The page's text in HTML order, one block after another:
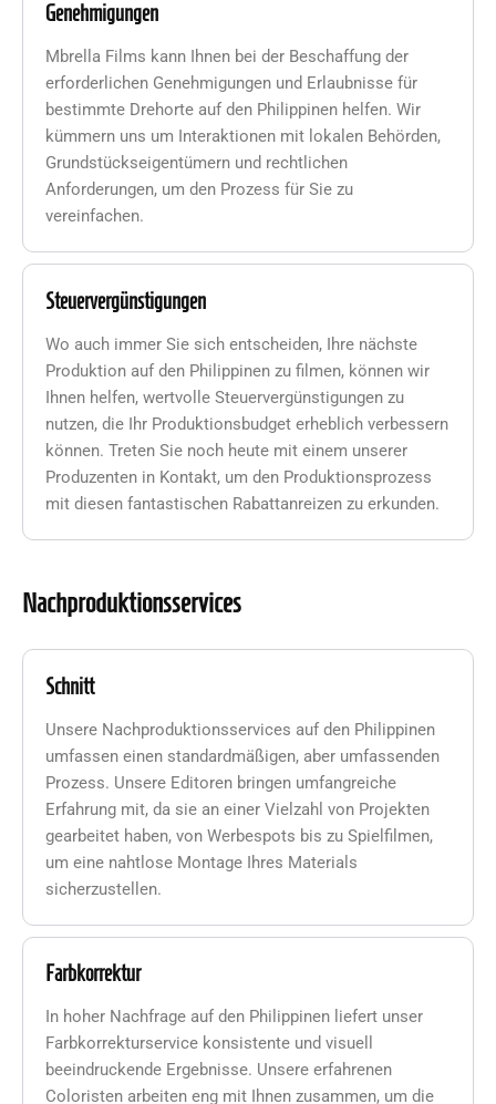
Genehmigungen
Mbrella Films kann Ihnen bei der Beschaffung der
erforderlichen Genehmigungen und Erlaubnisse für
bestimmte Drehorte auf den Philippinen helfen. Wir
kümmern uns um Interaktionen mit lokalen Behörden,
Grundstückseigentümern und rechtlichen
Anforderungen, um den Prozess für Sie zu
vereinfachen.
Steuervergünstigungen
Wo auch immer Sie sich entscheiden, Ihre nächste
Produktion auf den Philippinen zu filmen, können wir
Ihnen helfen, wertvolle Steuervergünstigungen zu
nutzen, die Ihr Produktionsbudget erheblich verbessern
können. Treten Sie noch heute mit einem unserer
Produzenten in Kontakt, um den Produktionsprozess
mit diesen fantastischen Rabattanreizen zu erkunden.
Nachproduktionsservices
Schnitt
Unsere Nachproduktionsservices auf den Philippinen
umfassen einen standardmäßigen, aber umfassenden
Prozess. Unsere Editoren bringen umfangreiche
Erfahrung mit, da sie an einer Vielzahl von Projekten
gearbeitet haben, von Werbespots bis zu Spielfilmen,
um eine nahtlose Montage Ihres Materials
sicherzustellen.
Farbkorrektur
In hoher Nachfrage auf den Philippinen liefert unser
Farbkorrekturservice konsistente und visuell
beeindruckende Ergebnisse. Unsere erfahrenen
Coloristen arbeiten eng mit Ihnen zusammen, um die